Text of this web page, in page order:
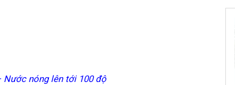
Nước nóng lên tới 100 độ